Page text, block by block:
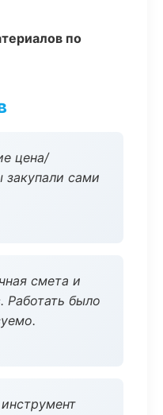
по
цена/
закупали сами
смета и
Работать было